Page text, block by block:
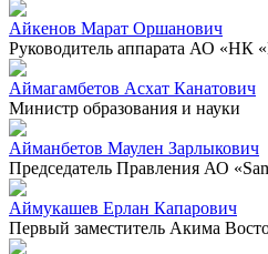
Айкенов Марат Оршанович
Руководитель аппарата АО «НК
Аймагамбетов Асхат Канатович
Министр образования и науки
Айманбетов Маулен Зарлыкович
Председатель Правления АО
Аймукашев Ерлан Капарович
Первый заместитель Акима